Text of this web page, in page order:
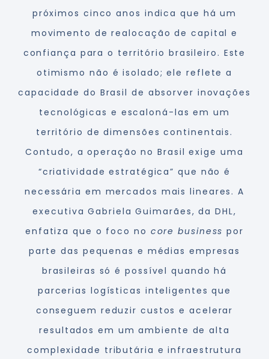
próximos cinco anos indica que há um
movimento de realocação de capital e
confiança para o território brasileiro. Este
otimismo não é isolado; ele reflete a
capacidade do Brasil de absorver inovações
tecnológicas e escaloná-las em um
território de dimensões continentais.
Contudo, a operação no Brasil exige uma
“criatividade estratégica” que não é
necessária em mercados mais lineares. A
executiva Gabriela Guimarães, da DHL,
enfatiza que o foco no core business por
parte das pequenas e médias empresas
brasileiras só é possível quando há
parcerias logísticas inteligentes que
conseguem reduzir custos e acelerar
resultados em um ambiente de alta
complexidade tributária e infraestrutura